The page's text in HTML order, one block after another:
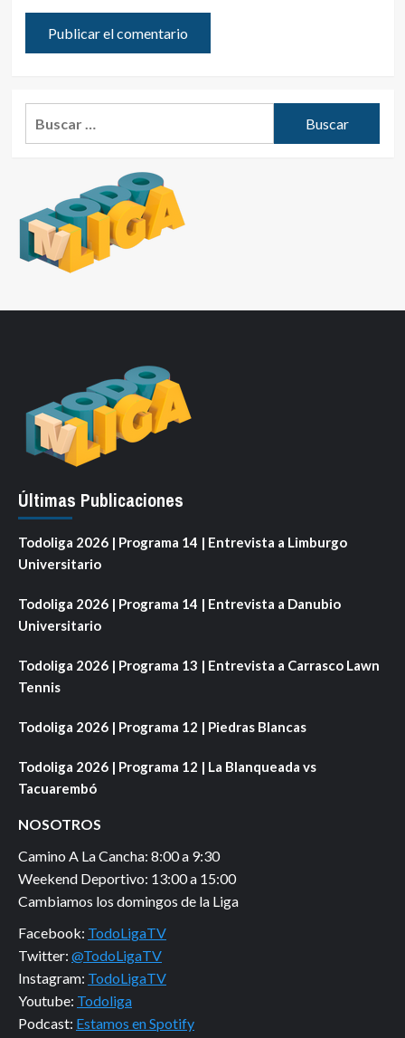
Últimas Publicaciones
Todoliga 2026 | Programa 14 | Entrevista a Limburgo
Universitario
Todoliga 2026 | Programa 14 | Entrevista a Danubio
Universitario
Todoliga 2026 | Programa 13 | Entrevista a Carrasco Lawn
Tennis
Todoliga 2026 | Programa 12 | Piedras Blancas
Todoliga 2026 | Programa 12 | La Blanqueada vs
Tacuarembó
NOSOTROS
Camino A La Cancha: 8:00 a 9:30
Weekend Deportivo: 13:00 a 15:00
Cambiamos los domingos de la Liga
Facebook: TodoLigaTV
Twitter: @TodoLigaTV
Instagram: TodoLigaTV
Youtube: Todoliga
Podcast: Estamos en Spotify